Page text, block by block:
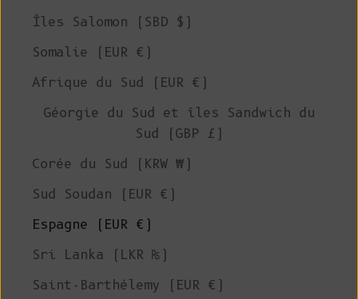
Îles Salomon (SBD $)
Somalie (EUR €)
Afrique du Sud (EUR €)
Géorgie du Sud et îles Sandwich du
Sud (GBP £)
Corée du Sud (KRW ₩)
Sud Soudan (EUR €)
Espagne (EUR €)
Sri Lanka (LKR ₨)
Saint-Barthélemy (EUR €)